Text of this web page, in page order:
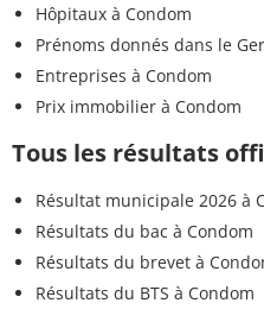
Hôpitaux à Condom
Prénoms donnés dans le
Entreprises à Condom
Prix immobilier à Condom
Tous les résultats
Résultat municipale 2026 à
Résultats du bac à Condom
Résultats du brevet à
Résultats du BTS à Condom